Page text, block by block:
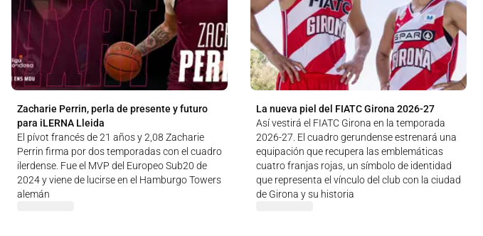
Zacharie Perrin, perla de presente y futuro
para iLERNA Lleida
El pívot francés de 21 años y 2,08 Zacharie
Perrin firma por dos temporadas con el cuadro
ilerdense. Fue el MVP del Europeo Sub20 de
2024 y viene de lucirse en el Hamburgo Towers
alemán
La nueva piel del FIATC Girona 2026-27
Así vestirá el FIATC Girona en la temporada
2026-27. El cuadro gerundense estrenará una
equipación que recupera las emblemáticas
cuatro franjas rojas, un símbolo de identidad
que representa el vínculo del club con la ciudad
de Girona y su historia